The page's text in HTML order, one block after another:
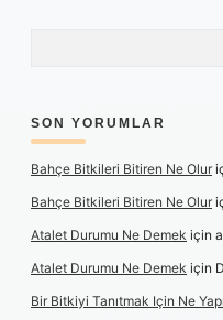
SON YORUMLAR
Bahçe Bitkileri Bitiren Ne Olur
Bahçe Bitkileri Bitiren Ne Olur
Atalet Durumu Ne Demek için
Atalet Durumu Ne Demek için
Bir Bitkiyi Tanıtmak Için Ne